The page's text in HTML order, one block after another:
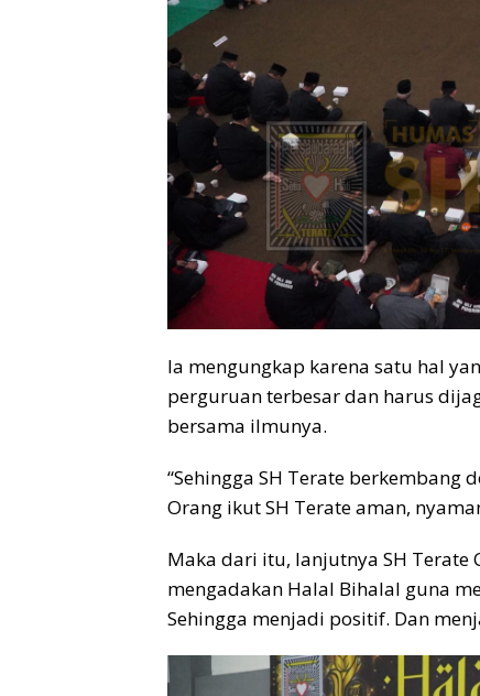
Ia mengungkap karena satu hal
perguruan terbesar dan harus
bersama ilmunya.
“Sehingga SH Terate
Orang ikut SH Terate aman,
Maka dari itu, lanjutnya SH Terate
mengadakan Halal Bihalal guna
Sehingga menjadi positif. Dan